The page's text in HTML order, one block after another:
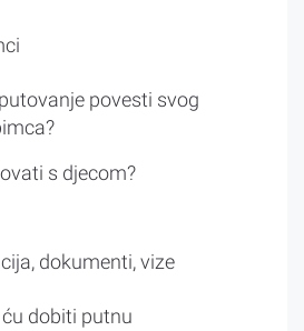
povesti svog
s djecom?
dokumenti, vize
dobiti putnu